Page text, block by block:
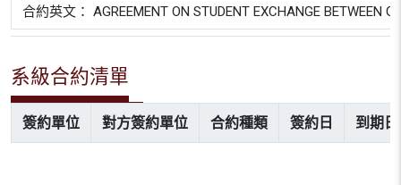
合約英文： AGREEMENT ON STUDENT EXCHANGE BETWEEN
系級合約清單
簽約單位 對方簽約單位 合約種類 簽約日 到期日